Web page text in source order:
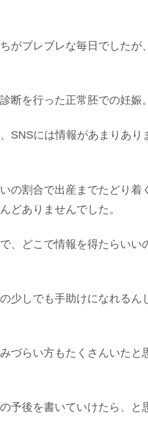
がブレブレな毎日でしたが、
断を行った正常胚での妊娠。
SNSには情報があまりあり
の割合で出産までたどり着
どありませんでした。
、どこで情報を得たらいい
少しでも手助けになれるん
づらい方もたくさんいたと
予後を書いていけたら、と